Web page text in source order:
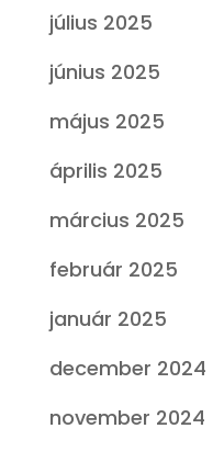
július 2025
június 2025
május 2025
április 2025
március 2025
február 2025
január 2025
december 2024
november 2024